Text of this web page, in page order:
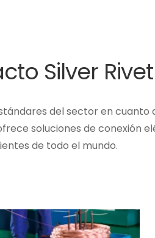
Silver
del sector en
soluciones de conexión
de todo el mundo.